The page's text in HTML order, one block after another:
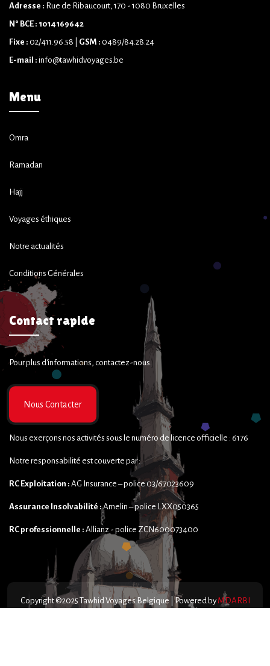
Adresse : Rue de Ribaucourt, 170 - 1080 Bruxelles
N° BCE : 1014169642
Fixe : 02/411.96.58 | GSM : 0489/84.28.24
E-mail : info@tawhidvoyages.be
Menu
Omra
Ramadan
Hajj
Voyages éthiques
Notre actualités
Conditions Générales
Contact rapide
Pour plus d'informations, contactez-nous.
Nous Contacter
Nous exerçons nos activités sous le numéro de licence officielle : 6176
Notre responsabilité est couverte par :
RC Exploitation : AG Insurance – police 03/67023609
Assurance Insolvabilité :Amelin – police LXX050365
RC professionnelle : Allianz - police ZCN600073400
Copyright ©2025 Tawhid Voyages Belgique | Powered by MDARBI